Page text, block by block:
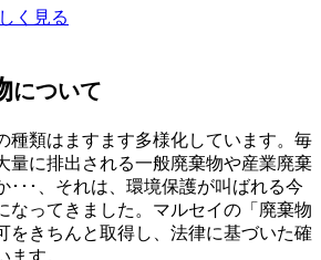
く見る
について
種類はますます多様化しています。毎
量に排出される一般廃棄物や産業廃棄
･･･、それは、環境保護が叫ばれる今
なってきました。マルセイの「廃棄物
をきちんと取得し、法律に基づいた確